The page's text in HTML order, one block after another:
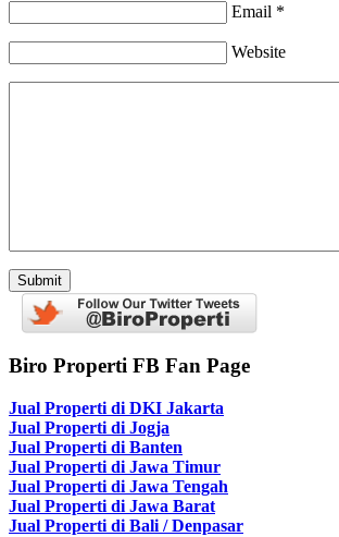
Email *
Website
Biro Properti FB Fan Page
Jual Properti di DKI Jakarta
Jual Properti di Jogja
Jual Properti di Banten
Jual Properti di Jawa Timur
Jual Properti di Jawa Tengah
Jual Properti di Jawa Barat
Jual Properti di Bali / Denpasar